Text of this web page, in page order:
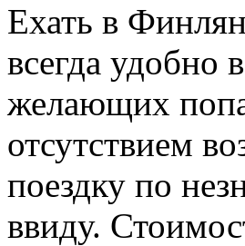
Ехать в
всегда удобно
желающих
отсутствием
поездку по
ввиду.